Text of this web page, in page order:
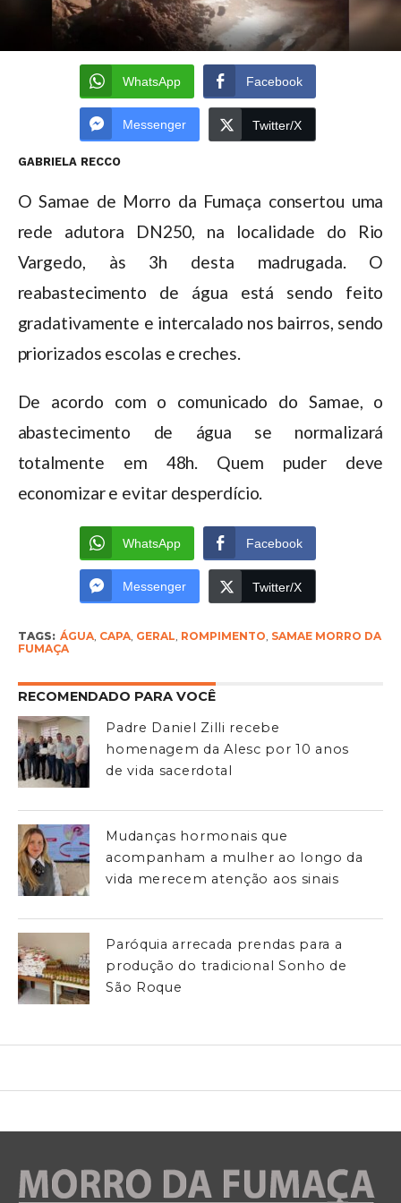
WhatsApp Facebook
Messenger Twitter/X
GABRIELA RECCO
O Samae de Morro da Fumaça consertou uma
rede adutora DN250, na localidade do Rio
Vargedo, às 3h desta madrugada. O
reabastecimento de água está sendo feito
gradativamente e intercalado nos bairros, sendo
priorizados escolas e creches.
De acordo com o comunicado do Samae, o
abastecimento de água se normalizará
totalmente em 48h. Quem puder deve
economizar e evitar desperdício.
WhatsApp Facebook
Messenger Twitter/X
TAGS: ÁGUA, CAPA, GERAL ROMPIMENTO SAMAE MORRO DA
FUMAÇA
RECOMENDADO PARA VOCÊ
Padre Daniel Zilli recebe
homenagem da Alesc por 10 anos
de vida sacerdotal
Mudanças hormonais que
acompanham a mulher ao longo da
vida merecem atenção aos sinais
Paróquia arrecada prendas para a
produção do tradicional Sonho de
São Roque